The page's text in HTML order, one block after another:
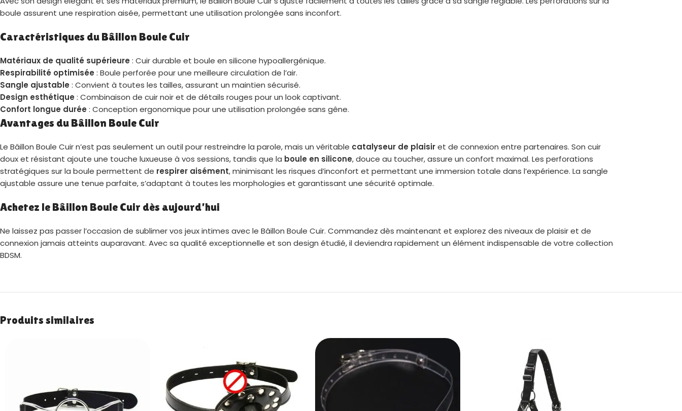
boule assurent une respiration aisée, permettant une utilisation prolongée sans inconfort.
Caractéristiques du Bâillon Boule Cuir
Matériaux de qualité supérieure : Cuir durable et boule en silicone hypoallergénique.
Respirabilité optimisée : Boule perforée pour une meilleure circulation de l’air.
Sangle ajustable : Convient à toutes les tailles, assurant un maintien sécurisé.
Design esthétique : Combinaison de cuir noir et de détails rouges pour un look captivant.
Confort longue durée : Conception ergonomique pour une utilisation prolongée sans gêne.
Avantages du Bâillon Boule Cuir
Le Bâillon Boule Cuir n’est pas seulement un outil pour restreindre la parole, mais un véritable catalyseur de plaisiret de connexion entre partenaires. Son cuir
doux et résistant ajoute une touche luxueuse à vos sessions, tandis que la boule en silicone, douce au toucher, assure un confort maximal. Les perforations
stratégiques sur la boule permettent de respirer aisément, minimisant les risques d’inconfort et permettant une immersion totale dans l’expérience. La sangle
ajustable assure une tenue parfaite, s’adaptant à toutes les morphologies et garantissant une sécurité optimale.
Achetez le Bâillon Boule Cuir dès aujourd’hui
Ne laissez pas passer l’occasion de sublimer vos jeux intimes avec le Bâillon Boule Cuir. Commandez dès maintenant et explorez des niveaux de plaisir et de
connexion jamais atteints auparavant. Avec sa qualité exceptionnelle et son design étudié, il deviendra rapidement un élément indispensable de votre collection
BDSM.
Produits similaires